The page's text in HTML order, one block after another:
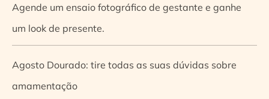
Agende um ensaio fotográfico de gestante e ganhe
um look de presente.
Agosto Dourado: tire todas as suas dúvidas sobre
amamentação